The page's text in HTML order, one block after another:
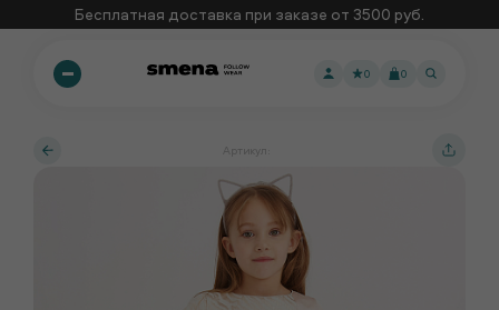
Бесплатная доставка при заказе от 3500 руб.
0
0
Артикул: